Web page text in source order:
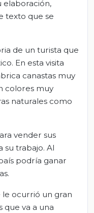
elaboración,
texto que se
de un turista que
En esta visita
canastas muy
colores muy
naturales como
vender sus
su trabajo. Al
podría ganar
le ocurrió un gran
que va a una